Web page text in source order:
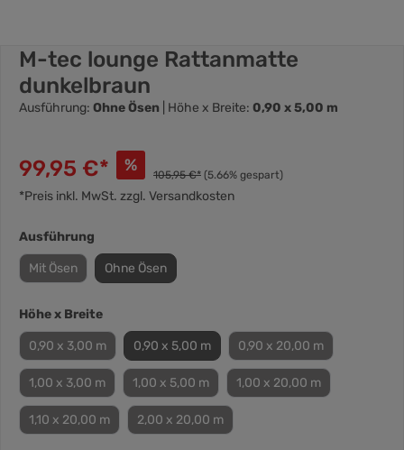
M-tec lounge Rattanmatte
dunkelbraun
Ausführung: Ohne Ösen | Höhe x Breite: 0,90 x 5,00 m
99,95 €* % 105,95 €* (5.66% gespart)
*Preis inkl. MwSt. zzgl. Versandkosten
Ausführung
Mit Ösen Ohne Ösen
Höhe x Breite
0,90 x 3,00 m 0,90 x 5,00 m 0,90 x 20,00 m
1,00 x 3,00 m 1,00 x 5,00 m 1,00 x 20,00 m
1,10 x 20,00 m 2,00 x 20,00 m